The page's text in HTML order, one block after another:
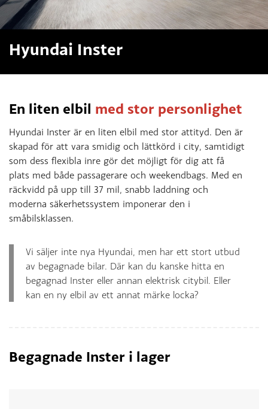
Hyundai Inster
En liten elbil med stor personlighet
Hyundai Inster är en liten elbil med stor attityd. Den är
skapad för att vara smidig och lättkörd i city, samtidigt
som dess flexibla inre gör det möjligt för dig att få
plats med både passagerare och weekendbags. Med en
räckvidd på upp till 37 mil, snabb laddning och
moderna säkerhetssystem imponerar den i
småbilsklassen.
Vi säljer inte nya Hyundai, men har ett stort utbud
av begagnade bilar. Där kan du kanske hitta en
begagnad Inster eller annan elektrisk citybil. Eller
kan en ny elbil av ett annat märke locka?
Begagnade Inster i lager